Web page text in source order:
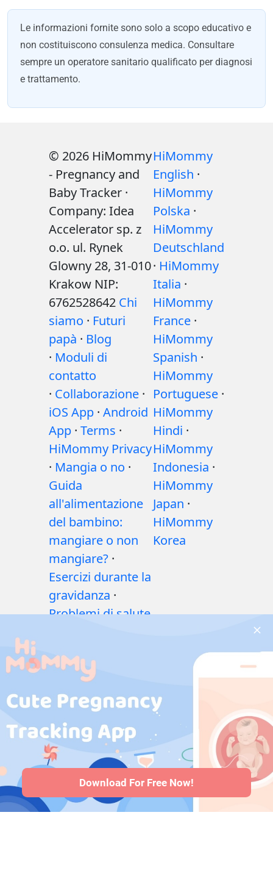
Le informazioni fornite sono solo a scopo educativo e
non costituiscono consulenza medica. Consultare
sempre un operatore sanitario qualificato per diagnosi
e trattamento.
© 2026 HiMommy
- Pregnancy and
Baby Tracker ·
Company: Idea
Accelerator sp. z
o.o. ul. Rynek
Glowny 28, 31-010
Krakow NIP:
6762528642 Chi
siamo · Futuri
papà · Blog
· Moduli di
contatto
· Collaborazione ·
iOS App · Android
App · Terms ·
HiMommy Privacy
· Mangia o no ·
Guida
all'alimentazione
del bambino:
mangiare o non
mangiare? ·
Esercizi durante la
gravidanza ·
Problemi di salute
Medicinali
durante la
gravidanza·
Problemi di salute
del bambino·
Articoli
·Politica
editoriale
HiMommy
English ·
HiMommy
Polska ·
HiMommy
Deutschland
· HiMommy
Italia ·
HiMommy
France ·
HiMommy
Spanish ·
HiMommy
Portuguese ·
HiMommy
Hindi ·
HiMommy
Indonesia ·
HiMommy
Japan ·
HiMommy
Korea
Download For Free Now!